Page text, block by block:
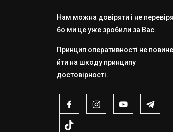
Нам можна довіряти і не
бо ми це уже зробили за Вас.
Принцип оперативності не
йти на шкоду принципу
достовірності.